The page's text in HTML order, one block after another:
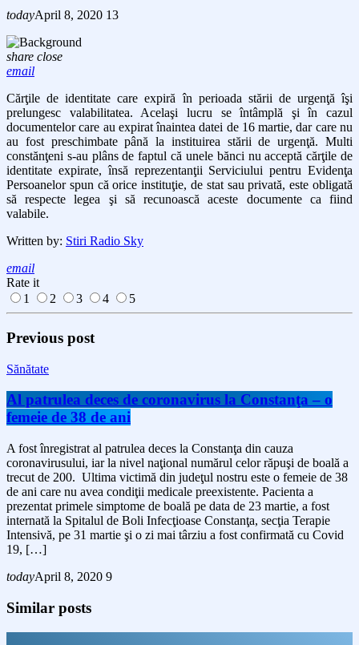
todayApril 8, 2020 13
share close
email
Cărţile de identitate care expiră în perioada stării de urgenţă îşi
prelungesc valabilitatea. Acelaşi lucru se întâmplă şi în cazul
documentelor care au expirat înaintea datei de 16 martie, dar care nu
au fost preschimbate până la instituirea stării de urgenţă. Multi
constănţeni s-au plâns de faptul că unele bănci nu acceptă cărţile de
identitate expirate, însă reprezentanţii Serviciului pentru Evidenţa
Persoanelor spun că orice instituţie, de stat sau privată, este obligată
să respecte legea şi să recunoască aceste documente ca fiind
valabile.
Written by: Stiri Radio Sky
email
Rate it
1
2 3 4 5
Previous post
Sănătate
Al patrulea deces de coronavirus la Constanţa – o
femeie de 38 de ani
A fost înregistrat al patrulea deces la Constanţa din cauza
coronavirusului, iar la nivel naţional numărul celor răpuşi de boală a
trecut de 200. Ultima victimă din judeţul nostru este o femeie de 38
de ani care nu avea condiţii medicale preexistente. Pacienta a
prezentat primele simptome de boală pe data de 23 martie, a fost
internată la Spitalul de Boli Infecţioase Constanţa, secţia Terapie
Intensivă, pe 31 martie şi o zi mai târziu a fost confirmată cu Covid
19, […]
todayApril 8, 2020 9
Similar posts